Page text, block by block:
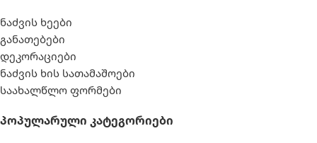
ნაძვის ხეები
განათებები
დეკორაციები
ნაძვის ხის სათამაშოები
საახალწლო ფორმები
Პოპულარული Კატეგორიები